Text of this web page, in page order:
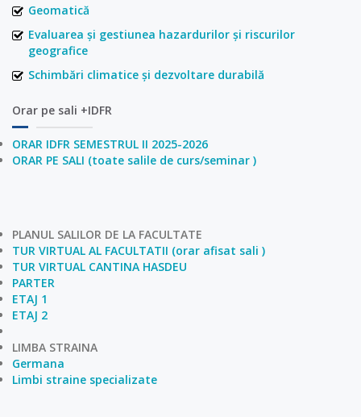
Geomatică
Evaluarea și gestiunea hazardurilor și riscurilor
geografice
Schimbări climatice și dezvoltare durabilă
Orar pe sali +IDFR
ORAR IDFR SEMESTRUL II 2025-2026
ORAR PE SALI (toate salile de curs/seminar )
PLANUL SALILOR DE LA FACULTATE
TUR VIRTUAL AL FACULTATII (orar afisat sali )
TUR VIRTUAL CANTINA HASDEU
PARTER
ETAJ 1
ETAJ 2
LIMBA STRAINA
Germana
Limbi straine specializate